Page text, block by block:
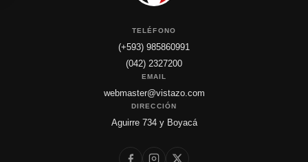
TELÉFONO
(+593) 985860991
(042) 2327200
EMAIL
webmaster@vistazo.com
DIRECCIÓN
Aguirre 734 y Boyacá